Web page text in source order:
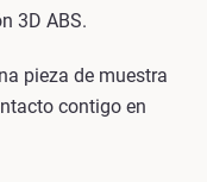
3D ABS.
pieza de muestra
contigo en